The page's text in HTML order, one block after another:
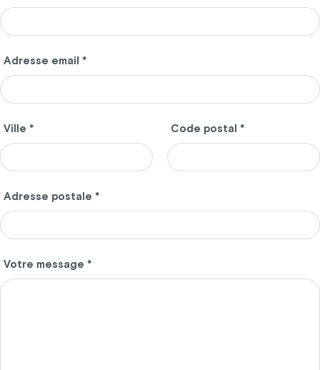
Adresse email *
Ville * Code postal *
Adresse postale *
Votre message *